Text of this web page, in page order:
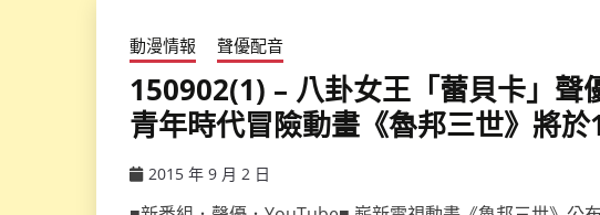
動漫情報 聲優配音
150902(1) – 八卦女王「蕾貝卡」聲
青年時代冒險動畫《魯邦三世》將於
2015 年 9 月 2 日